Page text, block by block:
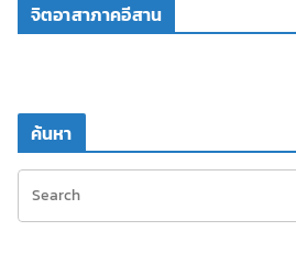
จิตอาสาภาคอีสาน
ค้นหา